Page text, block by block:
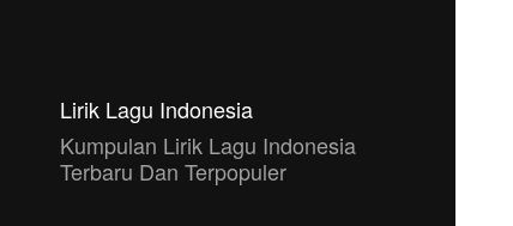
Lirik Lagu Indonesia
Kumpulan Lirik Lagu Indonesia
Terbaru Dan Terpopuler